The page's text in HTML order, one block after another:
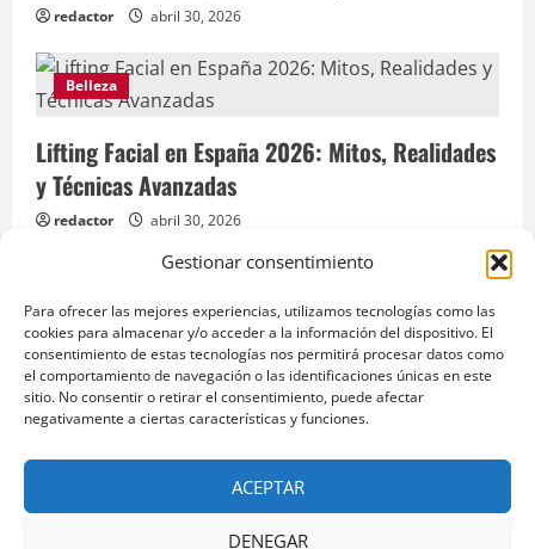
Gestionar consentimiento
Para ofrecer las mejores experiencias, utilizamos tecnologías como las
cookies para almacenar y/o acceder a la información del dispositivo. El
consentimiento de estas tecnologías nos permitirá procesar datos como
el comportamiento de navegación o las identificaciones únicas en este
sitio. No consentir o retirar el consentimiento, puede afectar
negativamente a ciertas características y funciones.
ACEPTAR
DENEGAR
redactor abril 30, 2026
Belleza
Lifting Facial en España 2026: Mitos, Realidades
y Técnicas Avanzadas
redactor abril 30, 2026
Aviso legal
Política de Privacidad